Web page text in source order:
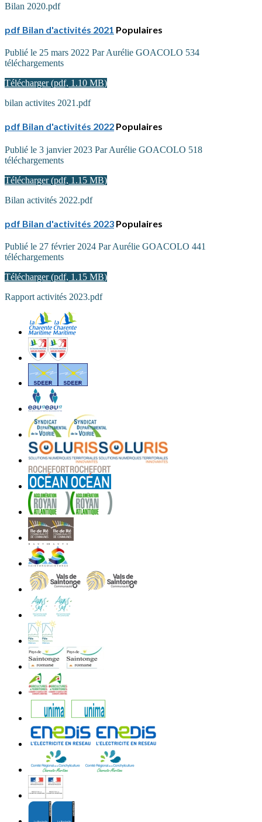
Bilan 2020.pdf
pdf Bilan d'activités 2021 Populaires
Publié le 25 mars 2022 ParAurélie GOACOLO 534
téléchargements
Télécharger(pdf, 1.10 MB)
bilan activites 2021.pdf
pdf Bilan d'activités 2022 Populaires
Publié le 3 janvier 2023 ParAurélie GOACOLO 518
téléchargements
Télécharger(pdf, 1.15 MB)
Bilan activités 2022.pdf
pdf Bilan d'activités 2023 Populaires
Publié le 27 février 2024 ParAurélie GOACOLO 441
téléchargements
Télécharger(pdf, 1.15 MB)
Rapport activités 2023.pdf